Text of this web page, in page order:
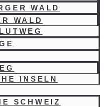
WALD
WALD
INSELN
SCHWEIZ